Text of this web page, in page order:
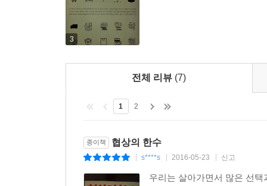
3
전체 리뷰 (7)
1 2
종이책 협상의 한수
s****s 2016-05-23 신고
우리는 살아가면서 많은 선